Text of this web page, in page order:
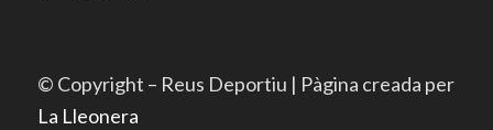
© Copyright – Reus Deportiu | Pàgina creada per
La Lleonera